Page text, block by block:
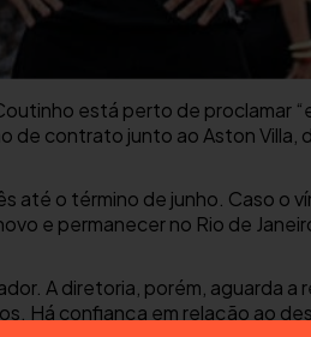
está perto de proclamar
de contrato junto ao Aston Villa,
o término de junho. Caso o
e permanecer no Rio de
A diretoria, porém, aguarda
Há confiança em relação ao